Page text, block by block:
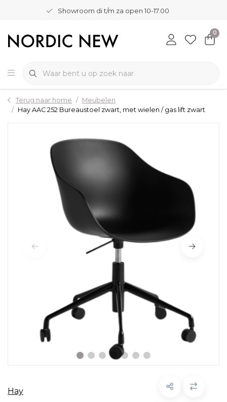
Showroom di t/m za open 10-17.00
0
Terug naar home
Meubelen
Hay AAC 252 Bureaustoel zwart, met wielen / gas lift zwart
Hay